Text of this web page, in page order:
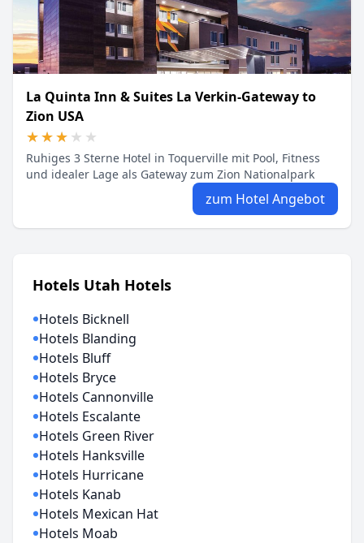
La Quinta Inn & Suites La Verkin-Gateway to
Zion USA
★★★★★
★★★★★
Ruhiges 3 Sterne Hotel in Toquerville mit Pool, Fitness
und idealer Lage als Gateway zum Zion Nationalpark
zum Hotel Angebot
Hotels Utah Hotels
Hotels Bicknell
Hotels Blanding
Hotels Bluff
Hotels Bryce
Hotels Cannonville
Hotels Escalante
Hotels Green River
Hotels Hanksville
Hotels Hurricane
Hotels Kanab
Hotels Mexican Hat
Hotels Moab